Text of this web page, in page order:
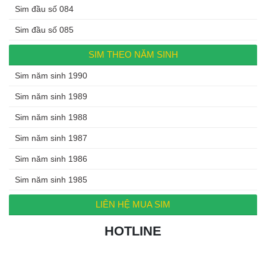
Sim đầu số 084
Sim đầu số 085
SIM THEO NĂM SINH
Sim năm sinh 1990
Sim năm sinh 1989
Sim năm sinh 1988
Sim năm sinh 1987
Sim năm sinh 1986
Sim năm sinh 1985
LIÊN HỆ MUA SIM
HOTLINE